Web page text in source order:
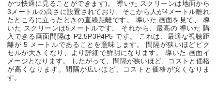
かつ快適に見ることができます)。導いた スクリーンは地面から
3メートルの高さに設置されており、そこから人が4メートル離れ
たところに立ったときの直線距離です。 導いた 画面を見て、 導
いた スクリーンは5メートルです。 それから、最高の 導いた 購
入できる画面間隔は P2.5P3P4P5 です。 これは、最適な視聴距
離が 5 メートルであることを意味します。 間隔が狭いほどピク
セルが大きくなり、より詳細で鮮明になります。導いた 画面イ
メージとなります。 したがって、間隔が狭いほど、コストと価格
が高くなります。間隔が広いほど、コストと価格が安くなりま
す。